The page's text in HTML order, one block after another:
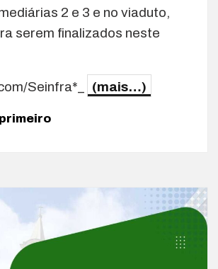
2 e 3 e no viaduto,
serem finalizados neste
Seinfra*_ (mais…)